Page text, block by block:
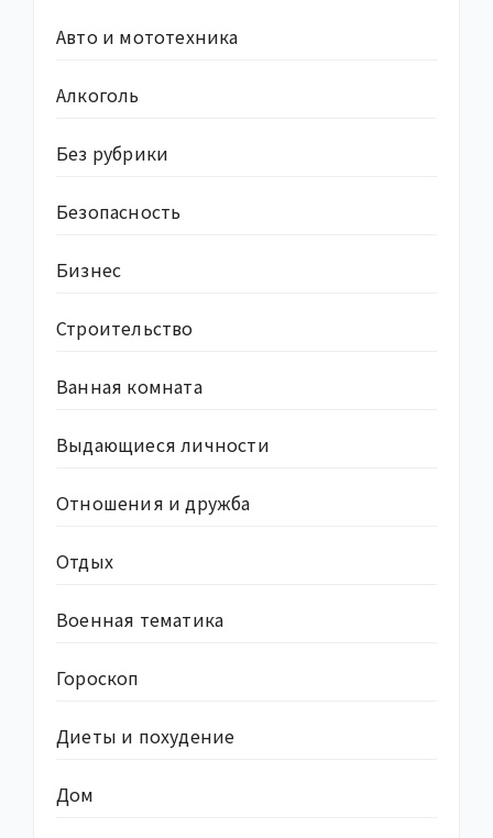
Авто и мототехника
Алкоголь
Без рубрики
Безопасность
Бизнес
Строительство
Ванная комната
Выдающиеся личности
Отношения и дружба
Отдых
Военная тематика
Гороскоп
Диеты и похудение
Дом